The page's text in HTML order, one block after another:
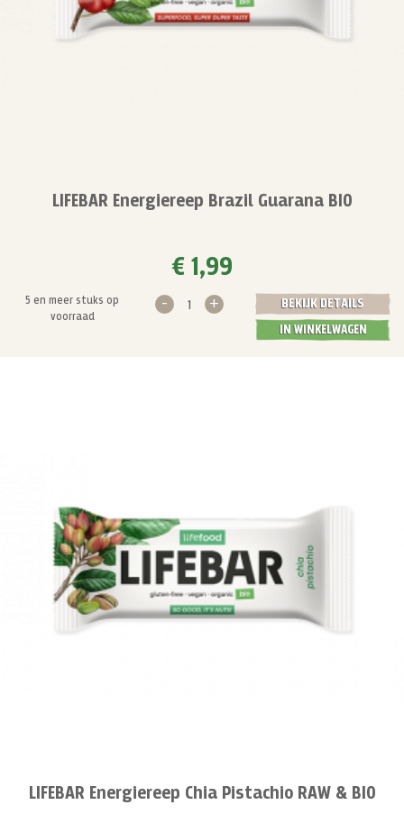
LIFEBAR Energiereep Brazil Guarana BIO
€ 1,99
5 en meer stuks op
voorraad
BEKIJK DETAILS
- +
IN WINKELWAGEN
LIFEBAR Energiereep Chia Pistachio RAW & BIO